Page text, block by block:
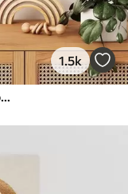
1.5k
Рельєфні кола та гілка в теплих нейтральних тонах